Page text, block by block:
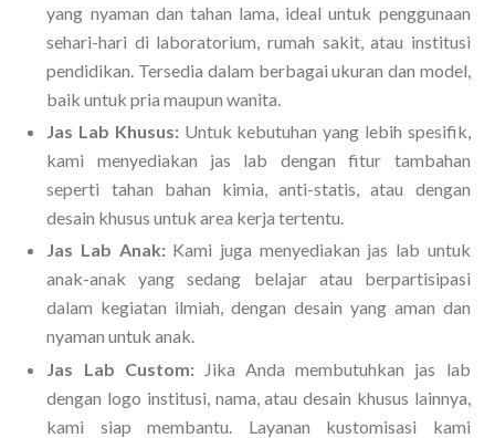
yang nyaman dan tahan lama, ideal untuk penggunaan
sehari-hari di laboratorium, rumah sakit, atau institusi
pendidikan. Tersedia dalam berbagai ukuran dan model,
baik untuk pria maupun wanita.
Jas Lab Khusus:Untuk kebutuhan yang lebih spesifik,
kami menyediakan jas lab dengan fitur tambahan
seperti tahan bahan kimia, anti-statis, atau dengan
desain khusus untuk area kerja tertentu.
Jas Lab Anak:Kami juga menyediakan jas lab untuk
anak-anak yang sedang belajar atau berpartisipasi
dalam kegiatan ilmiah, dengan desain yang aman dan
nyaman untuk anak.
Jas Lab Custom:Jika Anda membutuhkan jas lab
dengan logo institusi, nama, atau desain khusus lainnya,
kami siap membantu. Layanan kustomisasi kami